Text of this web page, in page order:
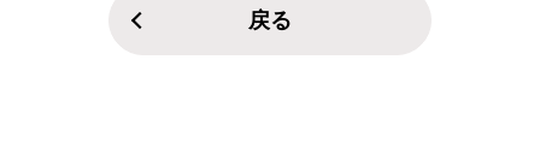
戻る